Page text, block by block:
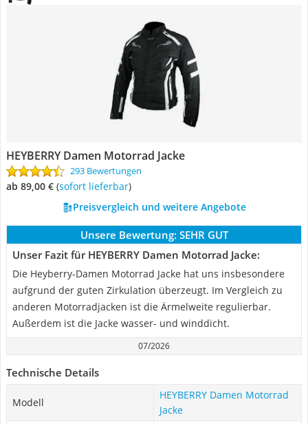
HEYBERRY Damen Motorrad Jacke
293 Bewertungen
ab 89,00 € ( Sofort lieferbar)
Preisvergleich und weitere Angebote
Unsere Bewertung: SEHR GUT
Unser Fazit für HEYBERRY Damen Motorrad Jacke:
Die Heyberry-Damen Motorrad Jacke hat uns insbesondere
aufgrund der guten Zirkulation überzeugt. Im Vergleich zu
anderen Motorradjacken ist die Ärmelweite regulierbar.
Außerdem ist die Jacke wasser- und winddicht.
07/2026
Technische Details
Modell
HEYBERRY Damen Motorrad
Jacke